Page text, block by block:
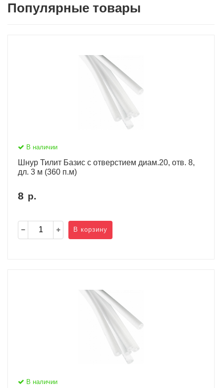
Популярные товары
В наличии
Шнур Тилит Базис c отверстием диам.20, отв. 8,
дл. 3 м (360 п.м)
8 р.
В корзину
В наличии